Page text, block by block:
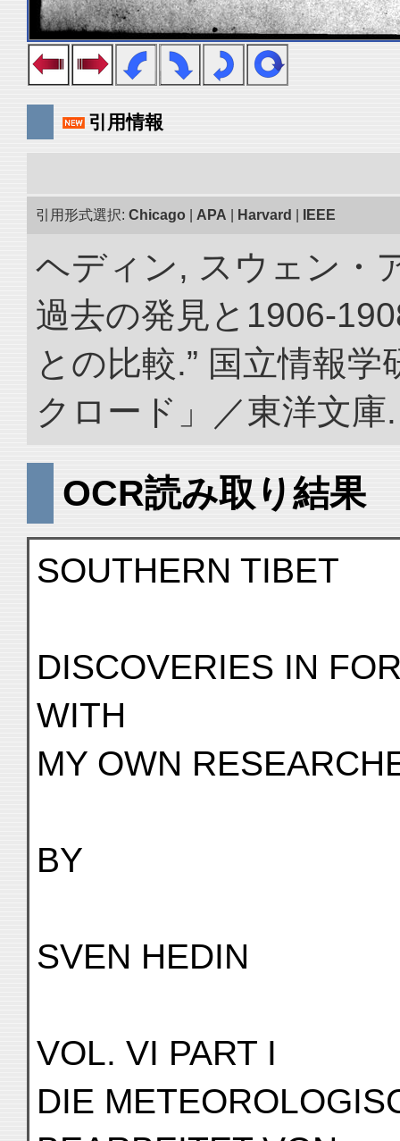
引用情報
引用形式選択: Chicago APA Harvard IEEE
ヘディン, スウェン・
過去の発見と1906-
との比較.” 国立情報
クロード」／東洋文
OCR読み取り結果
SOUTHERN TIBET
DISCOVERIES IN
WITH
MY OWN
BY
SVEN HEDIN
VOL. VI PART I
DIE